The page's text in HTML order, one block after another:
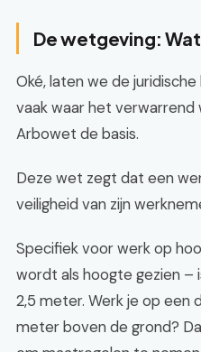
De wetgeving:
Oké, laten we de
vaak waar het verwarrend
Arbowet de basis.
Deze wet zegt dat een
veiligheid van zijn
Specifiek voor werk op
wordt als hoogte gezien –
2,5 meter. Werk je op een
meter boven de grond?